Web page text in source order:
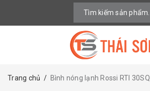
Trang chủ / Bình nóng lạnh Rossi RTI 30SQ